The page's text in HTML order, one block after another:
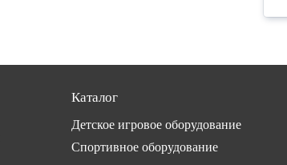
Каталог
Детское игровое оборудование
Спортивное оборудование